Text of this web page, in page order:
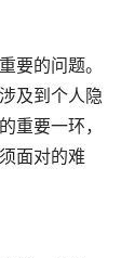
要的问题。
及到个人隐
重要一环，
面对的难